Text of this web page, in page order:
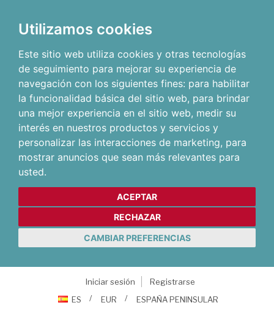
Utilizamos cookies
Este sitio web utiliza cookies y otras tecnologías
de seguimiento para mejorar su experiencia de
navegación con los siguientes fines: para habilitar
la funcionalidad básica del sitio web, para brindar
una mejor experiencia en el sitio web, medir su
interés en nuestros productos y servicios y
personalizar las interacciones de marketing, para
mostrar anuncios que sean más relevantes para
usted.
ACEPTAR
RECHAZAR
CAMBIAR PREFERENCIAS
Iniciar sesión
Registrarse
ES
EUR ESPAÑA PENINSULAR